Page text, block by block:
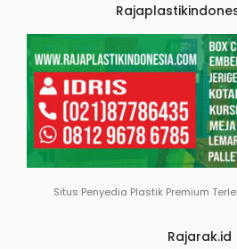
Situs Penyedia Plastik Premium
Rajarak.id